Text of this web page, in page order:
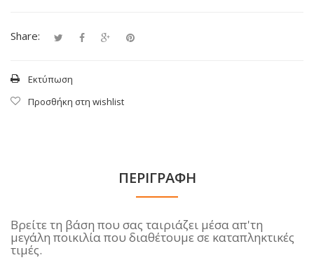
Share:
Εκτύπωση
Προσθήκη στη wishlist
ΠΕΡΙΓΡΑΦΉ
Βρείτε τη βάση που σας ταιριάζει μέσα απ'τη
μεγάλη ποικιλία που διαθέτουμεσε καταπληκτικές
τιμές.